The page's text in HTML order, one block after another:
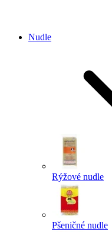
Nudle
Rýžové nudle
Pšeničné nudle